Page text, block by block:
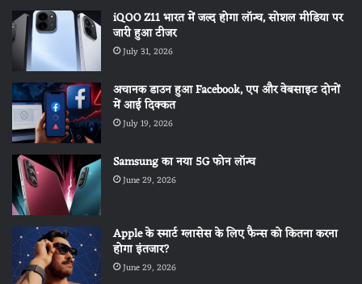
iQOO Z11 भारत में जल्द होगा लॉन्च, सोशल मीडिया पर
जारी हुआ टीजर
July 31, 2026
अचानक डाउन हुआ Facebook, एप और वेबसाइट दोनों
में आई दिक्कत
July 19, 2026
Samsung का नया 5G फोन लॉन्च
June 29, 2026
Apple के स्मार्ट ग्लासेस के लिए फैन्स को कितना करना
होगा इंतजार?
June 29, 2026